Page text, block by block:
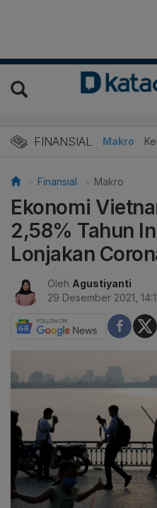
FINANSIAL Makro
Finansial Makro
Ekonomi
2,58% Tahun
Lonjakan
Oleh Agustiyanti
29 Desember 2021,